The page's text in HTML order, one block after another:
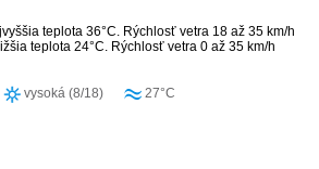
teplota 36°C. Rýchlosť vetra 18 až 35 km/h
teplota 24°C. Rýchlosť vetra 0 až 35 km/h
vysoká (8/18) 27°C